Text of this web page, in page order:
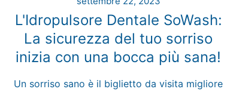
L'Idropulsore Dentale SoWash:
La sicurezza del tuo sorriso
inizia con una bocca più sana!
Un sorriso sano è il biglietto da visita migliore